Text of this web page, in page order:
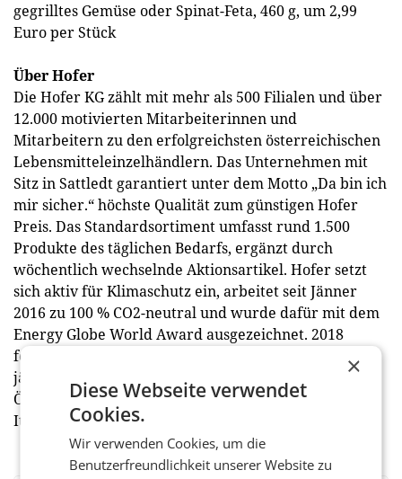
gegrilltes Gemüse oder Spinat-Feta, 460 g, um 2,99
Euro per Stück
Über Hofer
Die Hofer KG zählt mit mehr als 500 Filialen und über
12.000 motivierten Mitarbeiterinnen und
Mitarbeitern zu den erfolgreichsten österreichischen
Lebensmitteleinzelhändlern. Das Unternehmen mit
Sitz in Sattledt garantiert unter dem Motto „Da bin ich
mir sicher.“ höchste Qualität zum günstigen Hofer
Preis. Das Standardsortiment umfasst rund 1.500
Produkte des täglichen Bedarfs, ergänzt durch
wöchentlich wechselnde Aktionsartikel. Hofer setzt
sich aktiv für Klimaschutz ein, arbeitet seit Jänner
2016 zu 100 % CO2-neutral und wurde dafür mit dem
Energy Globe World Award ausgezeichnet. 2018
feierte der Lebensmittelhändler bereits sein 50-
jähriges Bestehen. Zu Hofer S/E zählen neben Hofer
Österreich die Schweiz, Slowenien, Ungarn und
Italien. (red)
×
Diese Webseite verwendet
Cookies.
Wir verwenden Cookies, um die
Benutzerfreundlichkeit unserer Website zu